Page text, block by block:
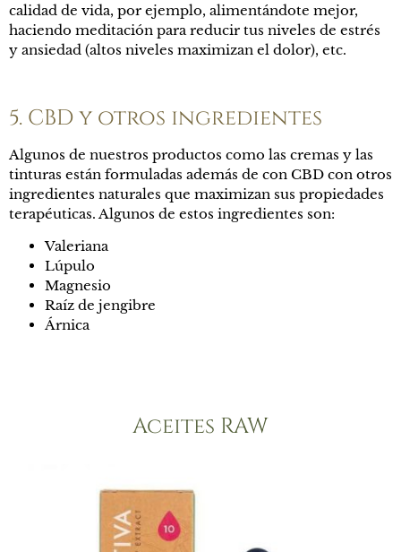
calidad de vida, por ejemplo, alimentándote mejor,
haciendo meditación para reducir tus niveles de estrés
y ansiedad (altos niveles maximizan el dolor), etc.
5. CBD y otros ingredientes
Algunos de nuestros productos como las cremas y las
tinturas están formuladas además de con CBD con otros
ingredientes naturales que maximizan sus propiedades
terapéuticas. Algunos de estos ingredientes son:
Valeriana
Lúpulo
Magnesio
Raíz de jengibre
Árnica
Aceites RAW